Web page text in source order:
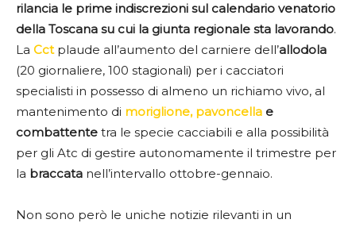
rilancia le prime indiscrezioni sul calendario venatorio
della Toscana su cui la giunta regionale sta lavorando.
La Cctplaude all’aumento del carniere dell’allodola
(20 giornaliere, 100 stagionali) per i cacciatori
specialisti in possesso di almeno un richiamo vivo, al
mantenimento di moriglione, pavoncella e
combattente tra le specie cacciabili e alla possibilità
per gli Atc di gestire autonomamente il trimestre per
la braccata nell’intervallo ottobre-gennaio.
Non sono però le uniche notizie rilevanti in un